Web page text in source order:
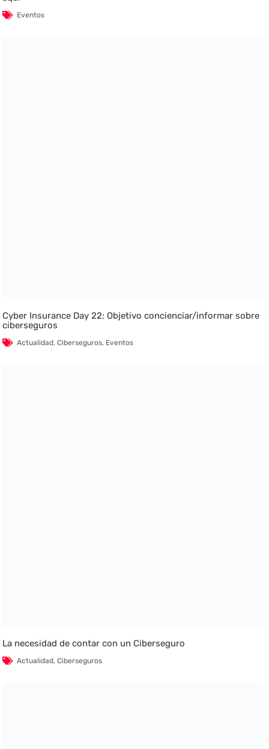
Eventos
Cyber Insurance Day 22: Objetivo concienciar/informar sobre
ciberseguros
Actualidad,Ciberseguros, Eventos
La necesidad de contar con un Ciberseguro
Actualidad,Ciberseguros